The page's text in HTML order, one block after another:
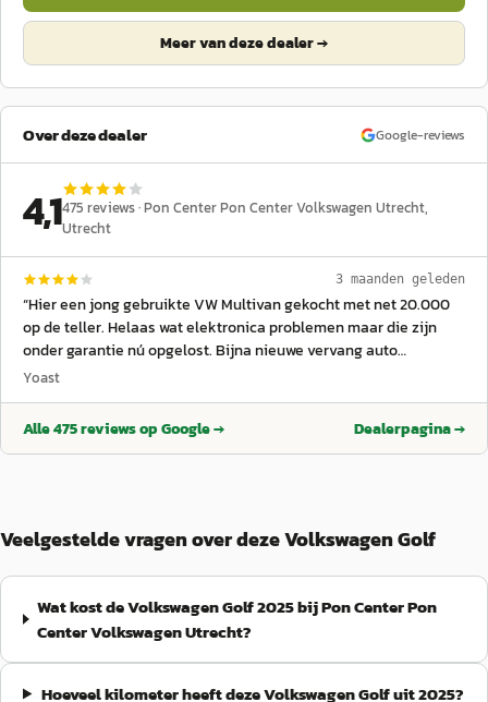
Meer van deze dealer →
Over deze dealer Google-reviews
4,1475 reviews ·Pon Center Pon Center Volkswagen Utrecht,
Utrecht
3 maanden geleden
“Hier een jong gebruikte VW Multivan gekocht met net 20.000
op de teller. Helaas wat elektronica problemen maar die zijn
onder garantie nú opgelost. Bijna nieuwe vervang auto
meegekregen en alles netjes afgehandeld en nu even
werkplaats zal het niet liggen. Ook is de auto netjes gebleven
en kreeg ik nog een bon voor een gratis wasbeurt, kortom een
Yoast
Alle475reviews op Google → Dealerpagina →
Veelgestelde vragen over deze Volkswagen Golf
Wat kost de Volkswagen Golf 2025 bij Pon Center Pon
Center Volkswagen Utrecht?
Hoeveel kilometer heeft deze Volkswagen Golf uit 2025?